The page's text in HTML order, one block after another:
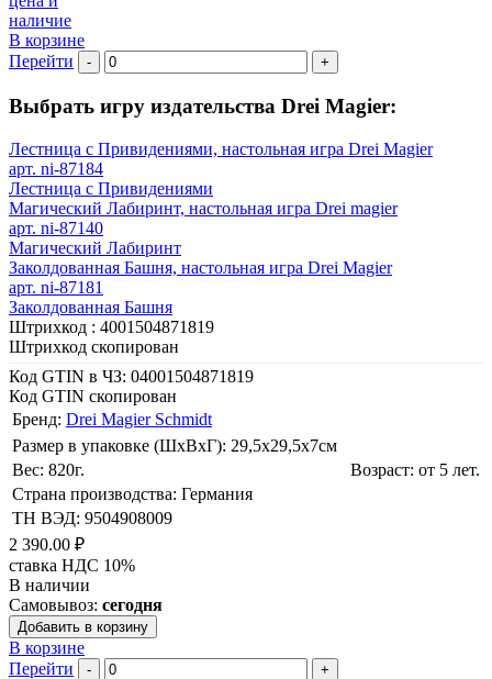
наличие
В корзине
Перейти
- +
Выбрать игру издательства Drei Magier:
Лестница с Привидениями, настольная игра Drei Magier
арт. ni-87184
Лестница с Привидениями
Магический Лабиринт, настольная игра Drei magier
арт. ni-87140
Магический Лабиринт
Заколдованная Башня, настольная игра Drei Magier
арт. ni-87181
Заколдованная Башня
Штрихкод : 4001504871819
Штрихкод скопирован
Код GTIN в ЧЗ: 04001504871819
Код GTIN скопирован
Бренд: Drei Magier Schmidt
Размер в упаковке (ШхВxГ): 29,5х29,5х7cм
Вес: 820г.
Возраст: от 5 лет.
Страна производства: Германия
ТН ВЭД: 9504908009
2 390.00 ₽
ставка НДС 10%
В наличии
Самовывоз: сегодня
Добавить в корзину
В корзине
Перейти
- +